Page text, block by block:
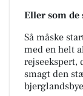
Eller som de
Så måske
med en helt
rejseekspert,
smagt den